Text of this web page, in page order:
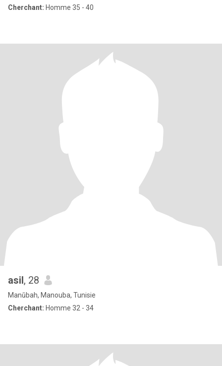
Cherchant: Homme 35 - 40
asil, 28
Manūbah, Manouba, Tunisie
Cherchant: Homme 32 - 34